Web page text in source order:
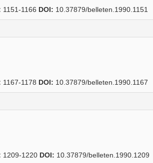
1151-1166 DOI: 10.37879/belleten.1990.1151
1167-1178 DOI: 10.37879/belleten.1990.1167
1209-1220 DOI: 10.37879/belleten.1990.1209